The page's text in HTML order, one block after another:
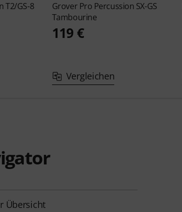
T2/GS-8
Grover Pro Percussion SX-GS
Tambourine
119 €
Vergleichen
Übersicht